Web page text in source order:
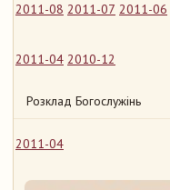
2011-08 2011-07 2011-06
2011-04 2010-12
Розклад Богослужінь
2011-04